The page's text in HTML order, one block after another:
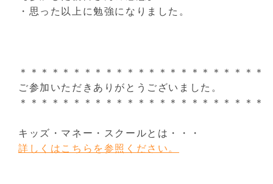
・思った以上に勉強になりました。
＊＊＊＊＊＊＊＊＊＊＊＊＊＊＊＊＊＊＊＊＊＊＊
ご参加いただきありがとうございました。
＊＊＊＊＊＊＊＊＊＊＊＊＊＊＊＊＊＊＊＊＊＊＊
キッズ・マネー・スクールとは・・・
詳しくはこちらを参照ください。